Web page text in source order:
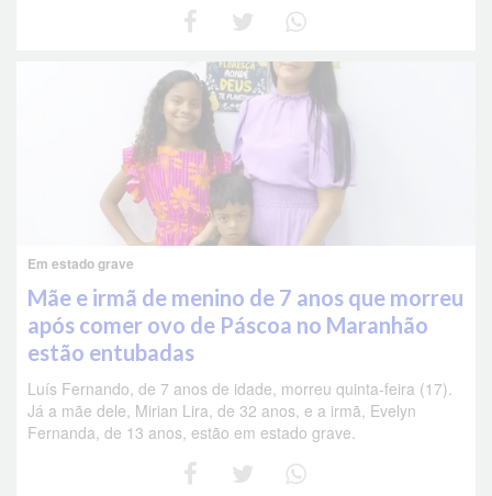
Em estado grave
Mãe e irmã de menino de 7 anos que morreu
após comer ovo de Páscoa no Maranhão
estão entubadas
Luís Fernando, de 7 anos de idade, morreu quinta-feira (17).
Já a mãe dele, Mirian Lira, de 32 anos, e a irmã, Evelyn
Fernanda, de 13 anos, estão em estado grave.